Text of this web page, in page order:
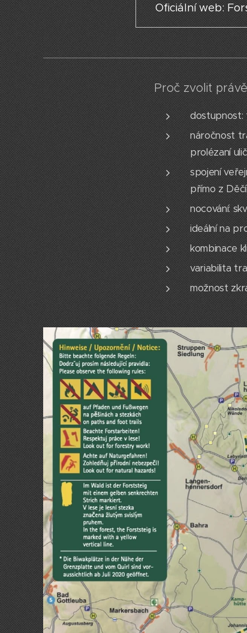
Oficiální web:
Proč zvolit
dostupnost:
náročnost
prolézaní
spojení
přímo z
nocování:
ideální na
kombinace
variabilita
možnost